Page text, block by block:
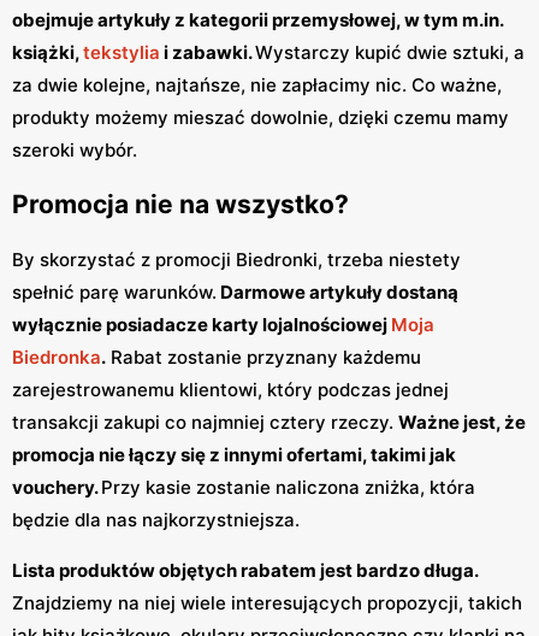
obejmuje artykuły z kategorii przemysłowej, w tym m.in.
książki,tekstylia i zabawki.Wystarczy kupić dwie sztuki, a
za dwie kolejne, najtańsze, nie zapłacimy nic. Co ważne,
produkty możemy mieszać dowolnie, dzięki czemu mamy
szeroki wybór.
Promocja nie na wszystko?
By skorzystać z promocji Biedronki, trzeba niestety
spełnić parę warunków. Darmowe artykuły dostaną
wyłącznie posiadacze karty lojalnościowej Moja
Biedronka. Rabat zostanie przyznany każdemu
zarejestrowanemu klientowi, który podczas jednej
transakcji zakupi co najmniej cztery rzeczy. Ważne jest, że
promocja nie łączy się z innymi ofertami, takimi jak
vouchery.Przy kasie zostanie naliczona zniżka, która
będzie dla nas najkorzystniejsza.
Lista produktów objętych rabatem jest bardzo długa.
Znajdziemy na niej wiele interesujących propozycji, takich